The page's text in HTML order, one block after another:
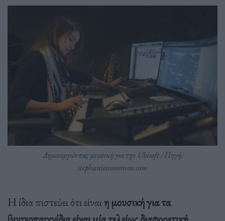
Δημιουργώντας μουσική για την Ubisoft / Πηγή:
stephanieeconomou.com
Η ίδια πιστεύει ότι είναιη μουσική για τα